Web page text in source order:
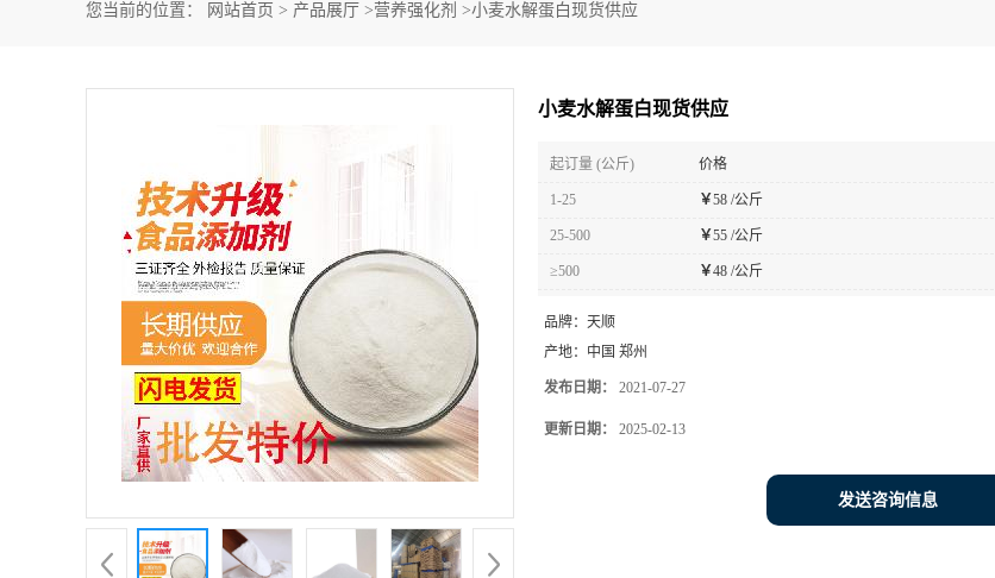
您当前的位置： 网站首页 > 产品展厅 >营养强化剂 >小麦水解蛋白现货供应
小麦水解蛋白现货供应
起订量 (公斤) 价格
1-25 ￥58 /公斤
25-500 ￥55 /公斤
≥500 ￥48 /公斤
品牌： 天顺
产地： 中国 郑州
发布日期： 2021-07-27
更新日期： 2025-02-13
发送咨询信息